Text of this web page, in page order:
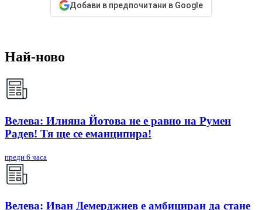
Добави в предпочитани в Google
Най-ново
Велева: Илияна Йотова не е равно на Румен
Радев! Тя ще се еманципира!
преди 6 часа
Велева: Иван Демерджиев е амбициран да стане